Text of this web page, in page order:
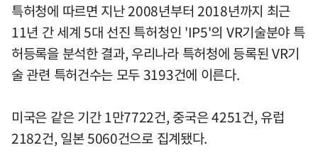
특허청에 따르면 지난 2008년부터 2018년까지 최근
11년 간 세계 5대 선진 특허청인 'IP5'의 VR기술분야 특
허등록을 분석한 결과, 우리나라 특허청에 등록된 VR기
술 관련 특허건수는 모두 3193건에 이른다.
미국은 같은 기간 1만7722건, 중국은 4251건, 유럽
2182건, 일본 5060건으로 집계됐다.